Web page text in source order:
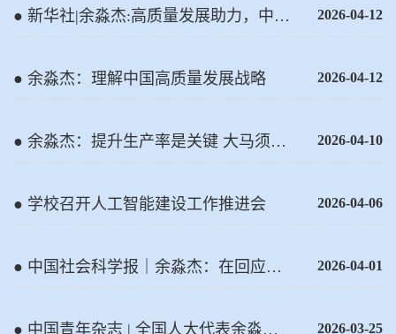
● 新华社|余淼杰:高质量发展助力，中马
经贸合作迎新机遇
2026-04-12
● 余淼杰：理解中国高质量发展战略 2026-04-12
● 余淼杰：提升生产率是关键 大马须创
新避开中等收入陷阱
2026-04-10
● 学校召开人工智能建设工作推进会 2026-04-06
● 中国社会科学报｜余淼杰：在回应发
展实践中推进经济理论创新
2026-04-01
● 中国青年杂志 | 全国人大代表余淼
2026-03-25